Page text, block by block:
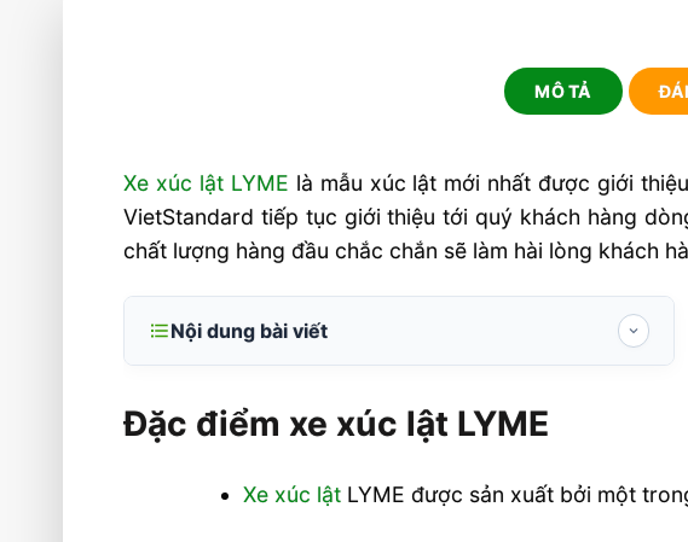
MÔ TẢ
Xe xúc lật LYME là mẫu xúc lật mới nhất được giới
VietStandard tiếp tục giới thiệu tới quý khách hàng
chất lượng hàng đầu chắc chắn sẽ làm hài lòng khách
Nội dung bài viết
Các mẫu xe xúc lật LYME đang có mặt tại Việt Nam
Hình ảnh và video xe xúc lật LYME
Đặc điểm xe xúc lật LYME
Xe xúc lậtLYME được sản xuất bởi một